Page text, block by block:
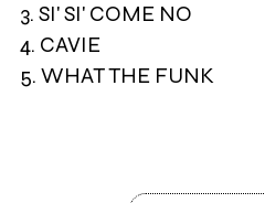
3. SI' SI' COME NO
4. CAVIE
5. WHAT THE FUNK